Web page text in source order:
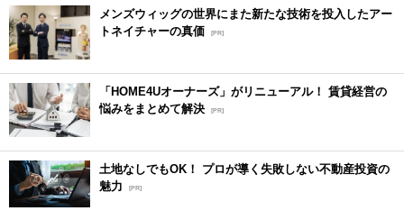
メンズウィッグの世界にまた新たな技術を投入したアー
トネイチャーの真価 [PR]
「HOME4Uオーナーズ」がリニューアル！ 賃貸経営の
悩みをまとめて解決 [PR]
土地なしでもOK！ プロが導く失敗しない不動産投資の
魅力
[PR]